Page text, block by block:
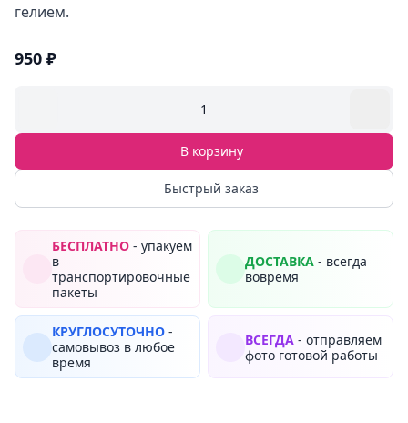
гелием.
950 ₽
1
В корзину
Быстрый заказ
БЕСПЛАТНО - упакуем
в
транспортировочные
пакеты
ДОСТАВКА - всегда
вовремя
КРУГЛОСУТОЧНО -
самовывоз в любое
время
ВСЕГДА - отправляем
фото готовой работы